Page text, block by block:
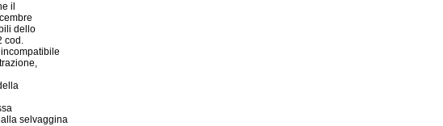
il
dello
cod.
selvaggina